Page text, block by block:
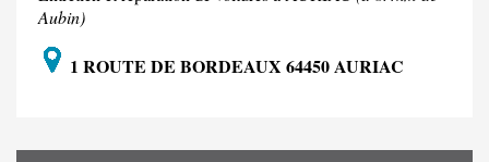
Aubin)
1 ROUTE DE BORDEAUX 64450 AURIAC